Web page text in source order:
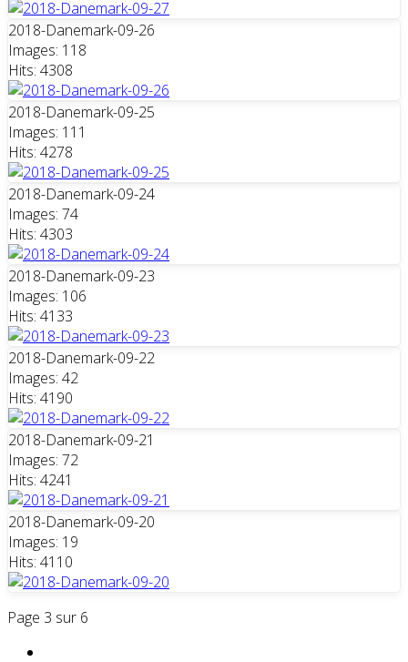
2018-Danemark-09-26
Images: 118
Hits: 4308
2018-Danemark-09-25
Images: 111
Hits: 4278
2018-Danemark-09-24
Images: 74
Hits: 4303
2018-Danemark-09-23
Images: 106
Hits: 4133
2018-Danemark-09-22
Images: 42
Hits: 4190
2018-Danemark-09-21
Images: 72
Hits: 4241
2018-Danemark-09-20
Images: 19
Hits: 4110
Page 3 sur 6